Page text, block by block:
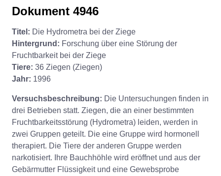
Dokument 4946
Titel: Die Hydrometra bei der Ziege
Hintergrund: Forschung über eine Störung der
Fruchtbarkeit bei der Ziege
Tiere: 36 Ziegen (Ziegen)
Jahr: 1996
Versuchsbeschreibung: Die Untersuchungen finden in
drei Betrieben statt. Ziegen, die an einer bestimmten
Fruchtbarkeitsstörung (Hydrometra) leiden, werden in
zwei Gruppen geteilt. Die eine Gruppe wird hormonell
therapiert. Die Tiere der anderen Gruppe werden
narkotisiert. Ihre Bauchhöhle wird eröffnet und aus der
Gebärmutter Flüssigkeit und eine Gewebsprobe